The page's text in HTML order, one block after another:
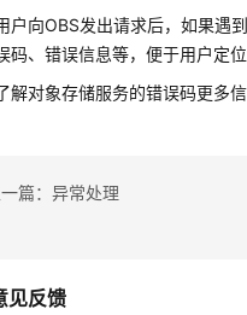
户向OBS发出请求后，如果遇
码、错误信息等，便于用户定
解对象存储服务的错误码更多
一篇：异常处理
见反馈